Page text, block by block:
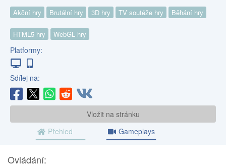
Akční hry Brutální hry 3D hry TV soutěže hry Běhání hry
HTML5 hry WebGL hry
Platformy:
Sdílej na:
Vložit na stránku
Přehled
Gameplays
Ovládání: